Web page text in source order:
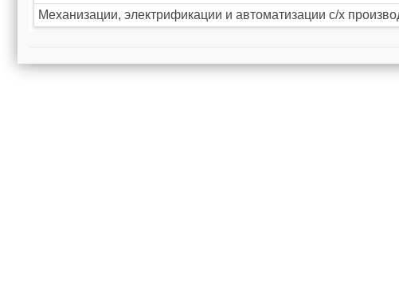
Механизации, электрификации и автоматизации с/х